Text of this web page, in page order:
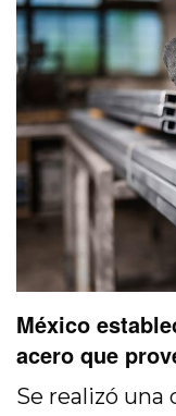
México
acero que
Se realizó